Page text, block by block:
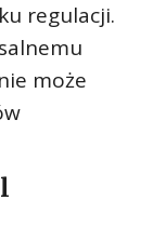
regulacji.
może